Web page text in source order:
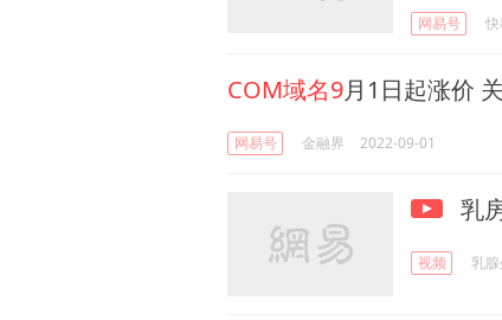
网易号
COM域名9月1日起涨价
网易号 金融界 2022-09-01
乳
视频 乳